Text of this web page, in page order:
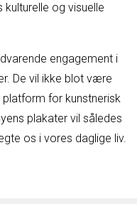
og visuelle
engagement i
De vil ikke blot være
for kunstnerisk
plakater vil således
os i vores daglige liv.